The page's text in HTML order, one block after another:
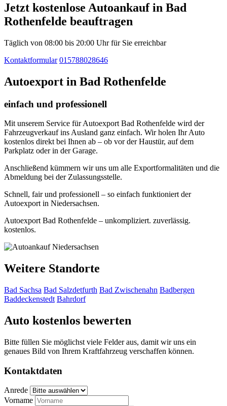
Jetzt kostenlose Autoankauf in Bad
Rothenfelde beauftragen
Täglich von 08:00 bis 20:00 Uhr für Sie erreichbar
Kontaktformular 015788028646
Autoexport in Bad Rothenfelde
einfach und professionell
Mit unserem Service für Autoexport Bad Rothenfelde wird der
Fahrzeugverkauf ins Ausland ganz einfach. Wir holen Ihr Auto
kostenlos direkt bei Ihnen ab – ob vor der Haustür, auf dem
Parkplatz oder in der Garage.
Anschließend kümmern wir uns um alle Exportformalitäten und die
Abmeldung bei der Zulassungsstelle.
Schnell, fair und professionell – so einfach funktioniert der
Autoexport in Niedersachsen.
Autoexport Bad Rothenfelde – unkompliziert. zuverlässig.
kostenlos.
Weitere Standorte
Bad Sachsa Bad Salzdetfurth Bad Zwischenahn Badbergen
Baddeckenstedt Bahrdorf
Auto kostenlos bewerten
Bitte füllen Sie möglichst viele Felder aus, damit wir uns ein
genaues Bild von Ihrem Kraftfahrzeug verschaffen können.
Kontaktdaten
Anrede
Vorname